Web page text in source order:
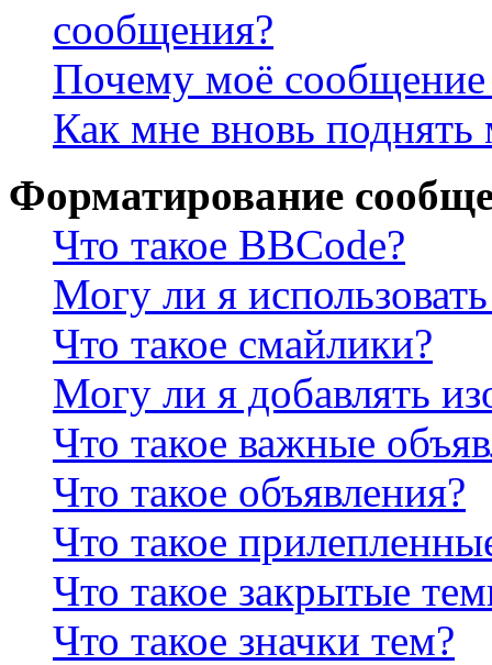
сообщения?
Почему моё сообщение
Как мне вновь
Форматирование
Что такое BBCode?
Могу ли я
Что такое смайлики?
Могу ли я добавлять
Что такое важные
Что такое объявления?
Что такое
Что такое закрытые
Что такое значки тем?